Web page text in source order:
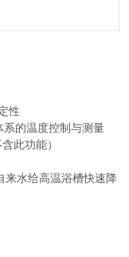
性
的温度控制与测量
此功能）
来水给高温浴槽快速降